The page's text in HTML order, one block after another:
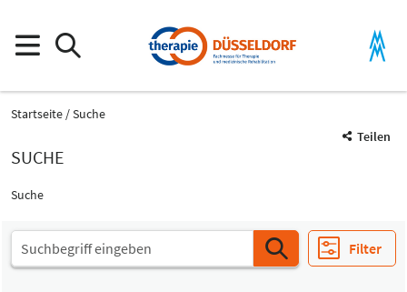
Startseite
Suche
Teilen
SUCHE
Suche
Filter